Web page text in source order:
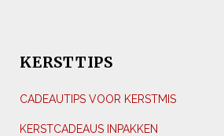
KERSTTIPS
CADEAUTIPS VOOR KERSTMIS
KERSTCADEAUS INPAKKEN